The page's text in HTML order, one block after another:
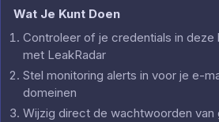
Wat Je Kunt Doen
Controleer of je credentials in deze
met LeakRadar
Stel monitoring alerts in voor je e-
domeinen
Wijzig direct de wachtwoorden